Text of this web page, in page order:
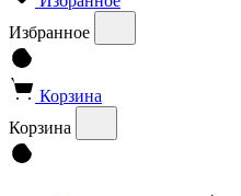
Избранное
Корзина
Корзина